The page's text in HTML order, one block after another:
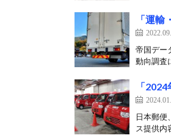
「運
帝国デー
動向調査
「
日本郵便
ス提供内